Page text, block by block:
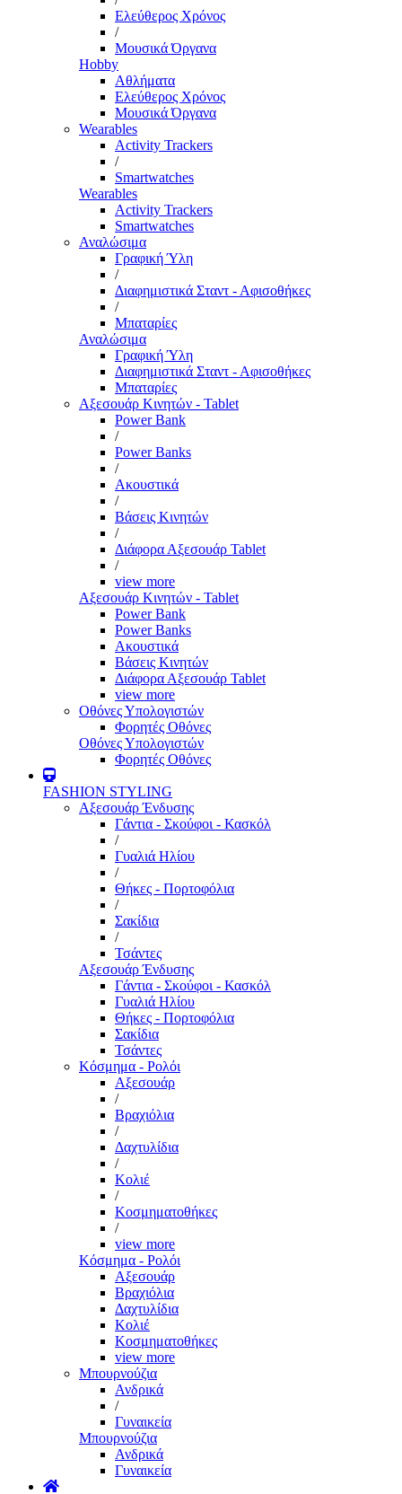
Ελεύθερος Χρόνος
/
Μουσικά Όργανα
Hobby
Αθλήματα
Ελεύθερος Χρόνος
Μουσικά Όργανα
Wearables
Activity Trackers
/
Smartwatches
Wearables
Activity Trackers
Smartwatches
Αναλώσιμα
Γραφική Ύλη
/
Διαφημιστικά Σταντ - Αφισοθήκες
/
Μπαταρίες
Αναλώσιμα
Γραφική Ύλη
Διαφημιστικά Σταντ - Αφισοθήκες
Μπαταρίες
Αξεσουάρ Κινητών - Tablet
Power Bank
/
Power Banks
/
Ακουστικά
/
Βάσεις Κινητών
/
Διάφορα Αξεσουάρ Tablet
/
view more
Αξεσουάρ Κινητών - Tablet
Power Bank
Power Banks
Ακουστικά
Βάσεις Κινητών
Διάφορα Αξεσουάρ Tablet
view more
Οθόνες Υπολογιστών
Φορητές Οθόνες
Οθόνες Υπολογιστών
Φορητές Οθόνες
FASHION STYLING
Αξεσουάρ Ένδυσης
Γάντια - Σκούφοι - Κασκόλ
/
Γυαλιά Ηλίου
/
Θήκες - Πορτοφόλια
/
Σακίδια
/
Τσάντες
Αξεσουάρ Ένδυσης
Γάντια - Σκούφοι - Κασκόλ
Γυαλιά Ηλίου
Θήκες - Πορτοφόλια
Σακίδια
Τσάντες
Κόσμημα - Ρολόι
Αξεσουάρ
/
Βραχιόλια
/
Δαχτυλίδια
/
Κολιέ
/
Κοσμηματοθήκες
/
view more
Κόσμημα - Ρολόι
Αξεσουάρ
Βραχιόλια
Δαχτυλίδια
Κολιέ
Κοσμηματοθήκες
view more
Μπουρνούζια
Ανδρικά
/
Γυναικεία
Μπουρνούζια
Ανδρικά
Γυναικεία